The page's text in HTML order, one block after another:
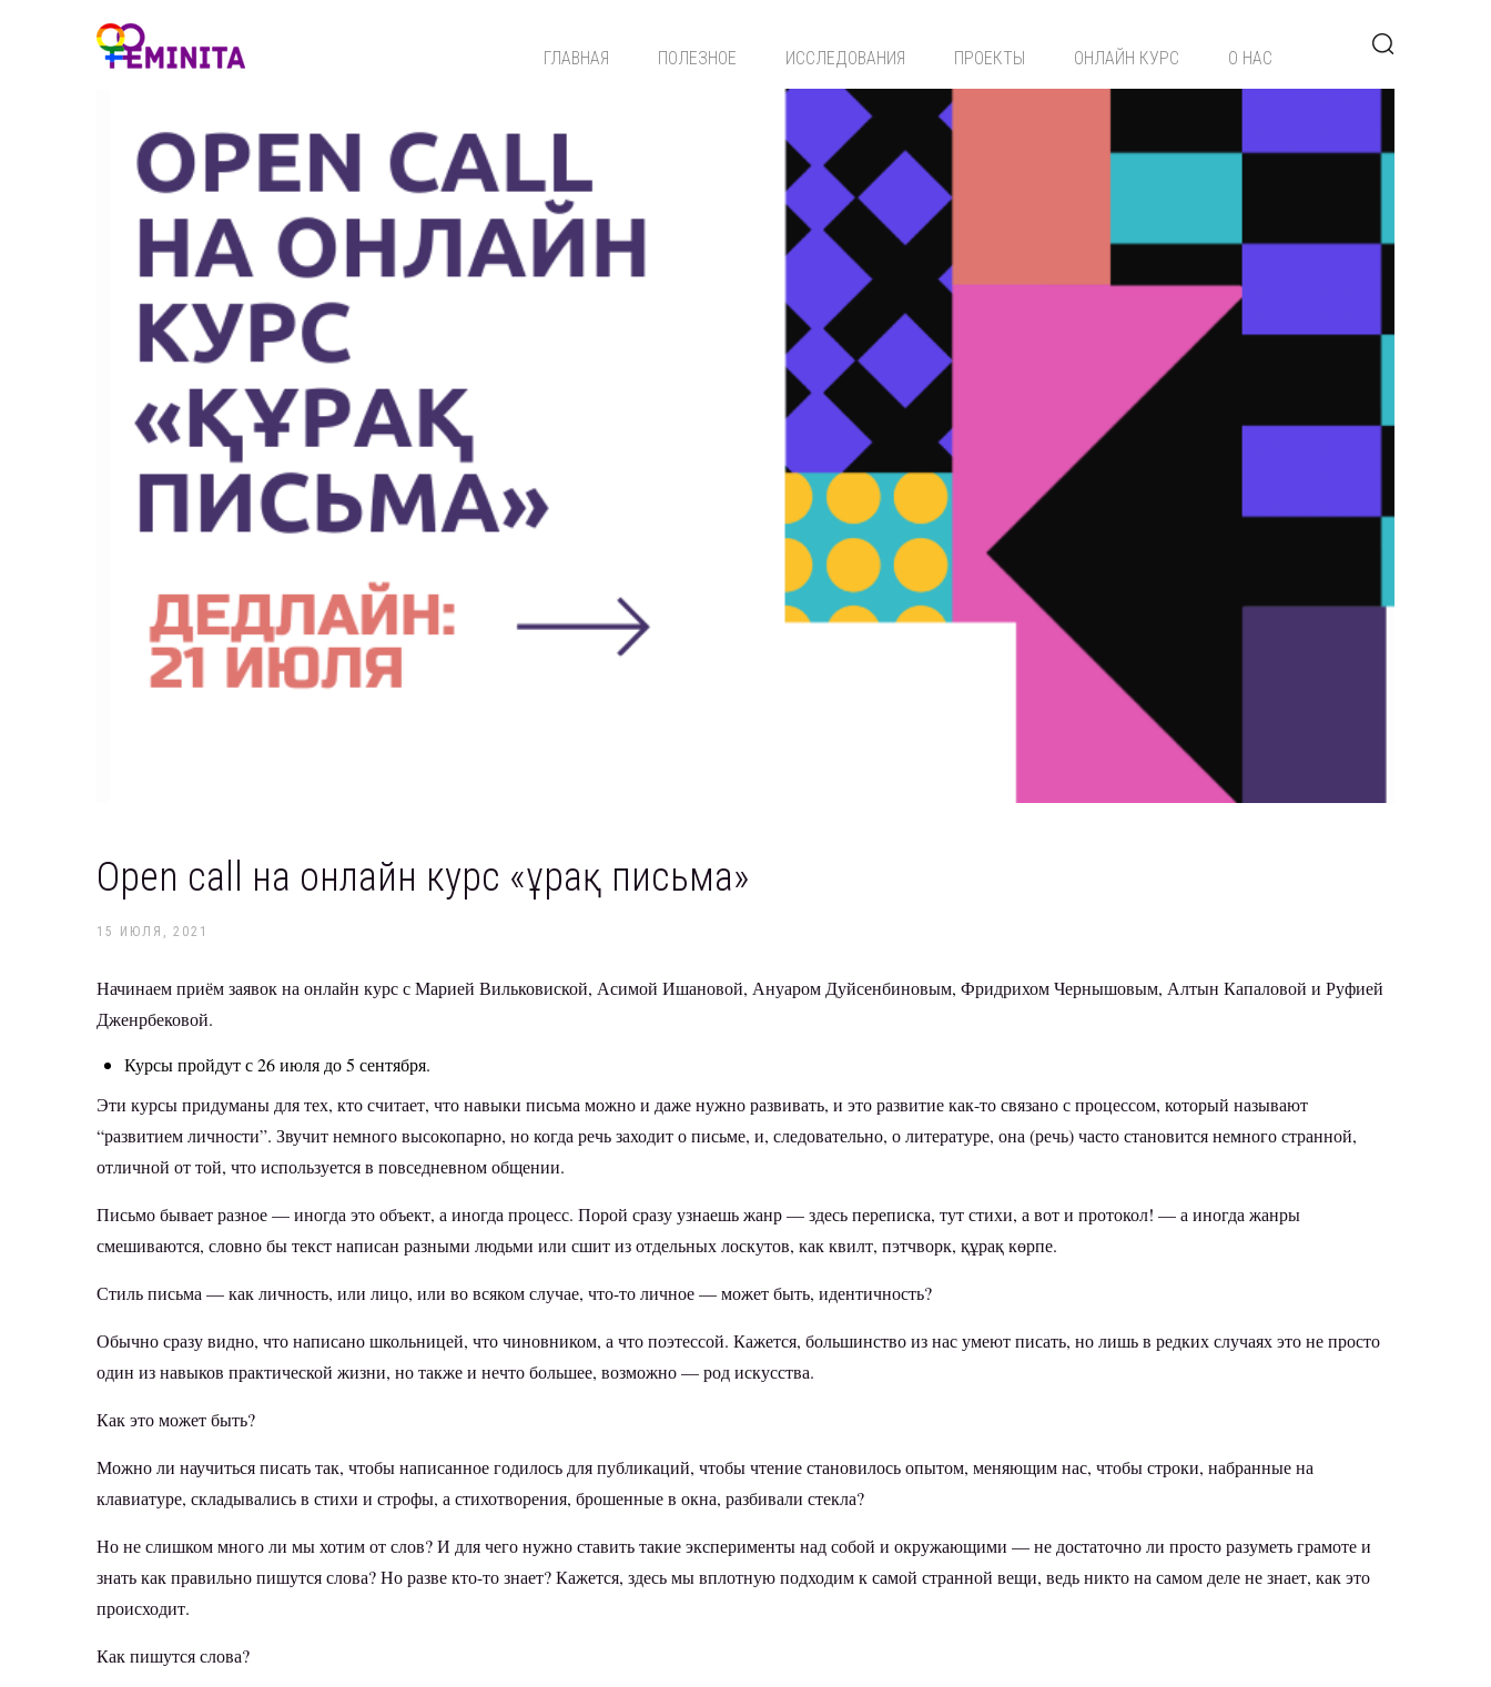
ГЛАВНАЯ ПОЛЕЗНОЕ ИССЛЕДОВАНИЯ ПРОЕКТЫ ОНЛАЙН КУРС О НАС
Open call на онлайн курс «Құрақ письма»
15 ИЮЛЯ, 2021
Начинаем приём заявок на онлайн курс с Марией Вильковиской, Асимой Ишановой, Ануаром Дуйсенбиновым, Фридрихом Чернышовым, Алтын Капаловой и Руфией
Дженрбековой.
Курсы пройдут с 26 июля до 5 сентября.
Эти курсы придуманы для тех, кто считает, что навыки письма можно и даже нужно развивать, и это развитие как-то связано с процессом, который называют
“развитием личности”. Звучит немного высокопарно, но когда речь заходит о письме, и, следовательно, о литературе, она (речь) часто становится немного странной,
отличной от той, что используется в повседневном общении.
Письмо бывает разное — иногда это объект, а иногда процесс. Порой сразу узнаешь жанр — здесь переписка, тут стихи, а вот и протокол! — а иногда жанры
смешиваются, словно бы текст написан разными людьми или сшит из отдельных лоскутов, как квилт, пэтчворк, құрақ көрпе.
Стиль письма — как личность, или лицо, или во всяком случае, что-то личное — может быть, идентичность?
Обычно сразу видно, что написано школьницей, что чиновником, а что поэтессой. Кажется, большинство из нас умеют писать, но лишь в редких случаях это не просто
один из навыков практической жизни, но также и нечто большее, возможно — род искусства.
Как это может быть?
Можно ли научиться писать так, чтобы написанное годилось для публикаций, чтобы чтение становилось опытом, меняющим нас, чтобы строки, набранные на
клавиатуре, складывались в стихи и строфы, а стихотворения, брошенные в окна, разбивали стекла?
Но не слишком много ли мы хотим от слов? И для чего нужно ставить такие эксперименты над собой и окружающими — не достаточно ли просто разуметь грамоте и
знать как правильно пишутся слова? Но разве кто-то знает? Кажется, здесь мы вплотную подходим к самой странной вещи, ведь никто на самом деле не знает, как это
происходит.
Как пишутся слова?